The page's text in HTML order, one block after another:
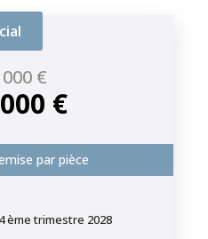
€
€
par pièce
4 ème trimestre 2028